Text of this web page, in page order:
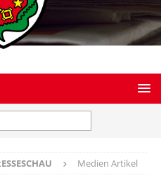
Medien Artikel